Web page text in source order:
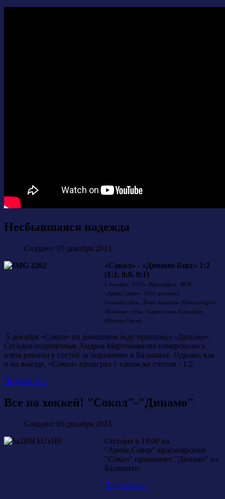
Несбывшаяся надежда
Создано: 05 декабря 2013
«Сокол» - «Динамо-Бшх» 1:2
(1:1, 0:0, 0:1)
5 декабря. 2013г. Красноярск. МСК
«Арена.Север». 2150 зрителей
Главный судья: Денис Алексеев (Новосибирск).
Линейные судьи: Сорокоумов Александр,
Юдаков Сергей
5 декабря «Сокол» на домашнем льду принимал «Динамо».
Сегодня подопечные Андрея Мартемьянова намеревались
взять реванш у гостей за поражение в Балашихе. Однако, как
и на выезде, «Сокол» проиграл с таким же счетом - 1:2.
Подробнее...
Все на хоккей! "Сокол"-"Динамо"
Создано: 05 декабря 2013
Сегодня в 19:00 на
"Арене.Север" красноярский
"Сокол" принимает "Динамо" из
Балашихи.
Подробнее...